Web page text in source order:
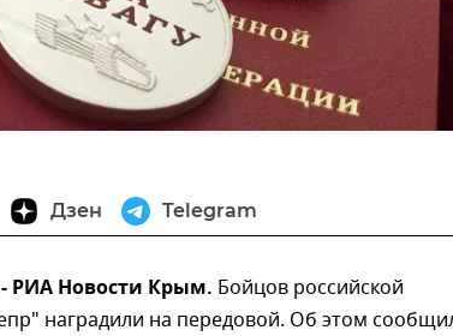
Дзен Telegram
РИА Новости Крым. Бойцов российской
наградили на передовой. Об этом